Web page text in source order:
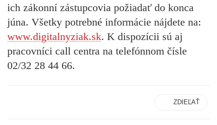
ich zákonní zástupcovia požiadať do konca
júna. Všetky potrebné informácie nájdete na:
www.digitalnyziak.sk. K dispozícii sú aj
pracovníci call centra na telefónnom čísle
02/32 28 44 66.
ZDIEĽAŤ